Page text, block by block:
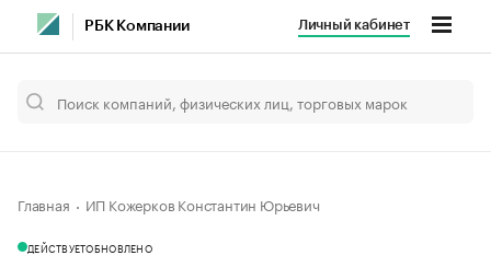
РБК Компании Личный кабинет
Главная ИП Кожерков Константин Юрьевич
ДЕЙСТВУЕТОБНОВЛЕНО